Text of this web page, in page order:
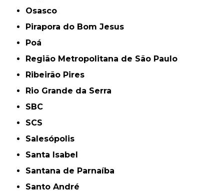
Osasco
Pirapora do Bom Jesus
Poá
Região Metropolitana de São Paulo
Ribeirão Pires
Rio Grande da Serra
SBC
SCS
Salesópolis
Santa Isabel
Santana de Parnaíba
Santo André